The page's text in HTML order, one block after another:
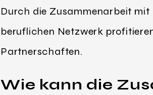
Durch die Zusammenarbeit
beruflichen Netzwerk
Partnerschaften.
Wie kann die